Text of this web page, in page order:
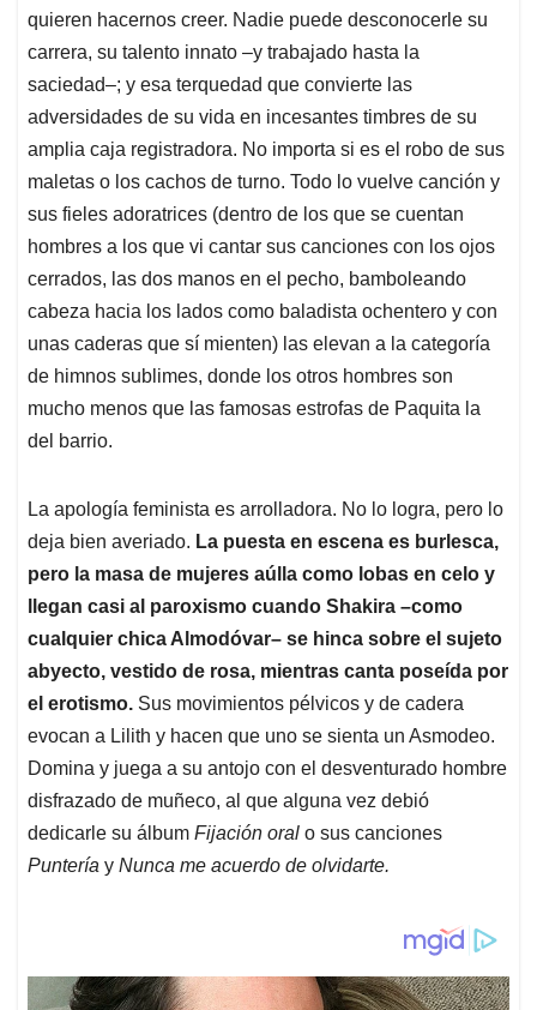
quieren hacernos creer. Nadie puede desconocerle su
carrera, su talento innato –y trabajado hasta la
saciedad–; y esa terquedad que convierte las
adversidades de su vida en incesantes timbres de su
amplia caja registradora. No importa si es el robo de sus
maletas o los cachos de turno. Todo lo vuelve canción y
sus fieles adoratrices (dentro de los que se cuentan
hombres a los que vi cantar sus canciones con los ojos
cerrados, las dos manos en el pecho, bamboleando
cabeza hacia los lados como baladista ochentero y con
unas caderas que sí mienten) las elevan a la categoría
de himnos sublimes, donde los otros hombres son
mucho menos que las famosas estrofas de Paquita la
del barrio.
La apología feminista es arrolladora. No lo logra, pero lo
deja bien averiado. La puesta en escena es burlesca,
pero la masa de mujeres aúlla como lobas en celo y
llegan casi al paroxismo cuando Shakira –como
cualquier chica Almodóvar– se hinca sobre el sujeto
abyecto, vestido de rosa, mientras canta poseída por
el erotismo. Sus movimientos pélvicos y de cadera
evocan a Lilith y hacen que uno se sienta un Asmodeo.
Domina y juega a su antojo con el desventurado hombre
disfrazado de muñeco, al que alguna vez debió
dedicarle su álbum Fijación oral o sus canciones
Puntería y Nunca me acuerdo de olvidarte.